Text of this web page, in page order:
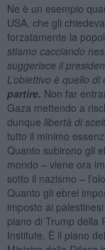
Ne è un esempio
USA, che gli
forzatamente la
stiamo cacciando
suggerisce il
L’obiettivo è quello di
partire. Non far
Gaza mettendo a
dunque libertà di
tutto il minimo
Quanto subirono gli
mondo – viene ora
sotto il nazismo –
Quanto gli ebrei
imposto ai
piano di Trump della
Institute. È il piano del